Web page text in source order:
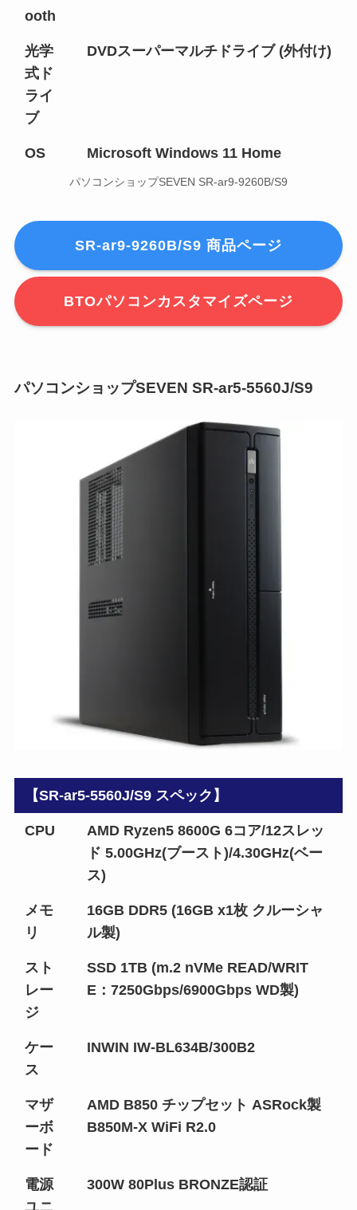
ooth
光学
式ド
ライ
ブ
DVDスーパーマルチドライブ (外付け)
OS Microsoft Windows 11 Home
パソコンショップSEVEN SR-ar9-9260B/S9
SR-ar9-9260B/S9 商品ページ
BTOパソコンカスタマイズページ
パソコンショップSEVEN SR-ar5-5560J/S9
【SR-ar5-5560J/S9 スペック】
CPU
AMD Ryzen5 8600G 6コア/12スレッ
ド 5.00GHz(ブースト)/4.30GHz(ベー
ス)
メモ
リ
16GB DDR5 (16GB x1枚 クルーシャ
ル製)
スト
レー
ジ
SSD 1TB (m.2 nVMe READ/WRIT
E：7250Gbps/6900Gbps WD製)
ケー
ス
INWIN IW-BL634B/300B2
マザ
ーボ
ード
AMD B850 チップセット ASRock製
B850M-X WiFi R2.0
電源
ユニ
300W 80Plus BRONZE認証